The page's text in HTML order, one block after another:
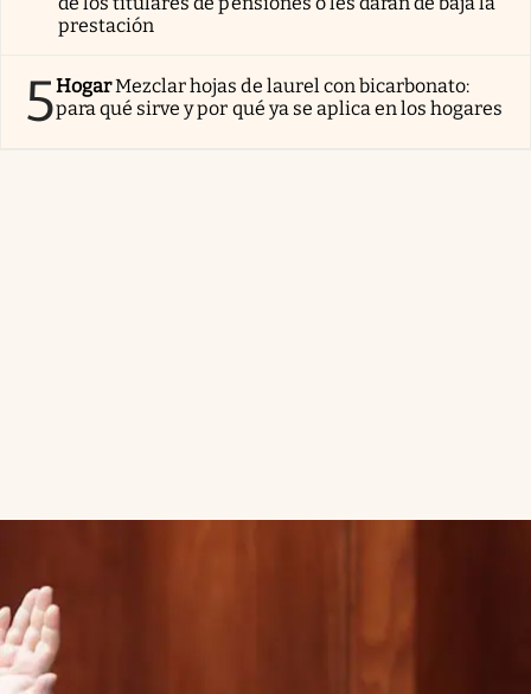
prestación
5HogarMezclar hojas de laurel con bicarbonato:
para qué sirve y por qué ya se aplica en los hogares